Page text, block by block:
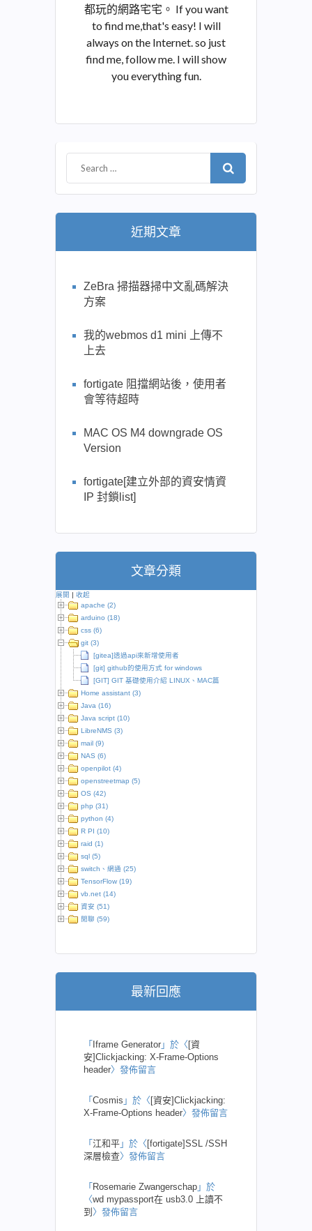
都玩的網路宅宅。 If you want
to find me,that's easy! I will
always on the Internet. so just
find me, follow me. I will show
you everything fun.
近期文章
ZeBra 掃描器掃中文亂碼解決
方案
我的webmos d1 mini 上傳不
上去
fortigate 阻擋網站後，使用者
會等待超時
MAC OS M4 downgrade OS
Version
fortigate[建立外部的資安情資
IP 封鎖list]
文章分類
展開 | 收起
apache (2)
arduino (18)
css (6)
git (3)
[gitea]透過api來新增使用者
[git] github的使用方式 for windows
[GIT] GIT 基礎使用介紹 LINUX、MAC篇
Home assistant (3)
Java (16)
Java script (10)
LibreNMS (3)
mail (9)
NAS (6)
openpilot (4)
openstreetmap (5)
OS (42)
php (31)
python (4)
R PI (10)
raid (1)
sql (5)
switch、網通 (25)
TensorFlow (19)
vb.net (14)
資安 (51)
閒聊 (59)
最新回應
「 Iframe Generator 」於〈 [資
安]Clickjacking: X-Frame-Options
header〉發佈留言
「 Cosmis 」於〈 [資安]Clickjacking:
X-Frame-Options header〉發佈留言
「 江和平 」於〈 [fortigate]SSL /SSH
深層檢查〉發佈留言
「 Rosemarie Zwangerschap 」於
〈wd mypassport在 usb3.0 上讀不
到 〉發佈留言